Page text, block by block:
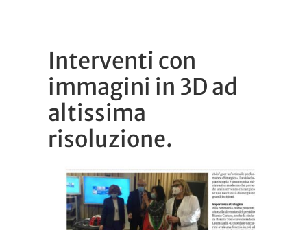
Interventi con
immagini in 3D ad
altissima
risoluzione.